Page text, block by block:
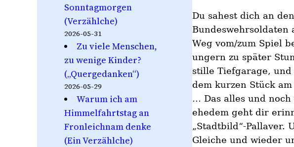
Sonntagmorgen
(Verzählche)
2026-05-31
Zu viele Menschen,
zu wenige Kinder?
(„Quergedanken“)
2026-05-29
Warum ich am
Himmelfahrtstag an
Fronleichnam denke
(Ein Verzählche)
Du sahest dich an
Weg vom/zum Spiel
ungern zu später
stille Tiefgarage,
dem kurzen Stück
… Das alles und noch
ehedem geht dir
„Stadtbild“-Pallaver.
Gleiche und wieder